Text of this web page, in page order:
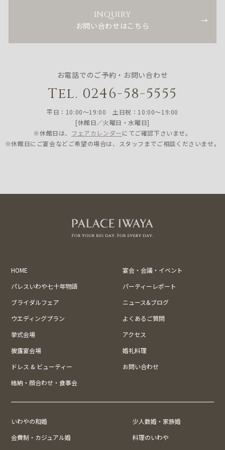
INQUIRY
お問い合わせはこちら
お電話でのご予約・お問い合わせ
Tel. 0246-58-5555
平日：10:00〜19:00 土日祝：10:00〜19:00
[休館日／火曜日・水曜日]
※休館日は、 フェアカレンダーにてご確認下さいませ。
※休館日にご宴会などご希望の場合は、スタッフまでご相談くださいませ。
HOME
宴会・会議・イベント
パレスいわや七十年物語
パーティーレポート
ブライダルフェア
ニュース&ブログ
ウエディングプラン
よくあるご質問
挙式会場
アクセス
披露宴会場
婚礼料理
ドレス & ビューティー
お問い合わせ
結納・顔合わせ・食事会
いわやの和婚
少人数婚・家族婚
会費制・カジュアル婚
料理のいわや